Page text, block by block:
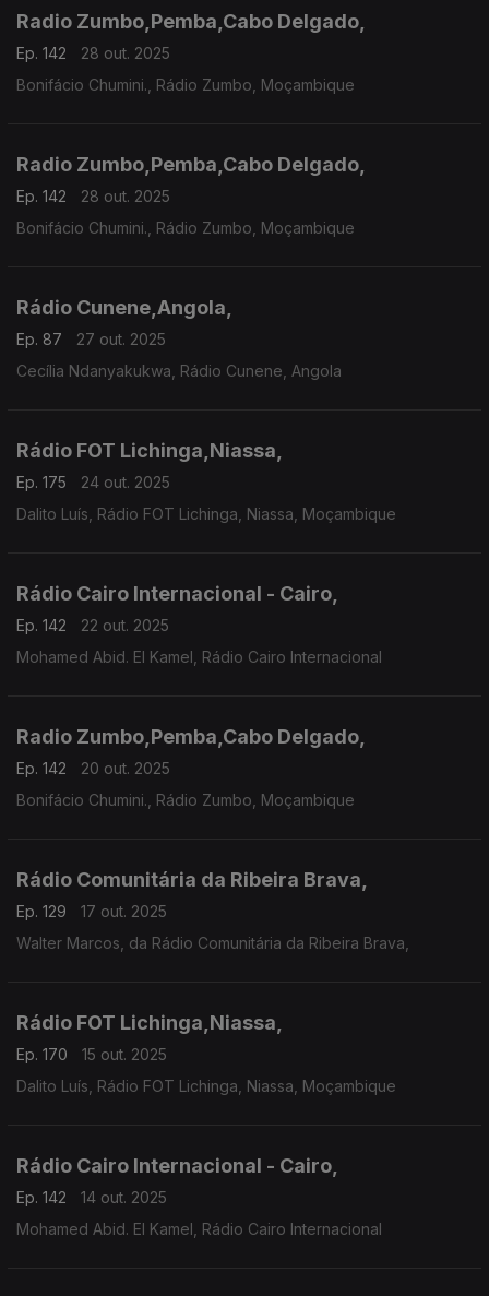
Radio Zumbo,Pemba,Cabo Delgado,
Ep. 142
28 out. 2025
Bonifácio Chumini., Rádio Zumbo, Moçambique
Radio Zumbo,Pemba,Cabo Delgado,
Ep. 142
28 out. 2025
Bonifácio Chumini., Rádio Zumbo, Moçambique
Rádio Cunene,Angola,
Ep. 87
27 out. 2025
Cecília Ndanyakukwa, Rádio Cunene, Angola
Rádio FOT Lichinga,Niassa,
Ep. 175
24 out. 2025
Dalito Luís, Rádio FOT Lichinga, Niassa, Moçambique
Rádio Cairo Internacional - Cairo,
Ep. 142
22 out. 2025
Mohamed Abid. El Kamel, Rádio Cairo Internacional
Radio Zumbo,Pemba,Cabo Delgado,
Ep. 142
20 out. 2025
Bonifácio Chumini., Rádio Zumbo, Moçambique
Rádio Comunitária da Ribeira Brava,
Ep. 129
17 out. 2025
Walter Marcos, da Rádio Comunitária da Ribeira Brava,
Rádio FOT Lichinga,Niassa,
Ep. 170
15 out. 2025
Dalito Luís, Rádio FOT Lichinga, Niassa, Moçambique
Rádio Cairo Internacional - Cairo,
Ep. 142
14 out. 2025
Mohamed Abid. El Kamel, Rádio Cairo Internacional